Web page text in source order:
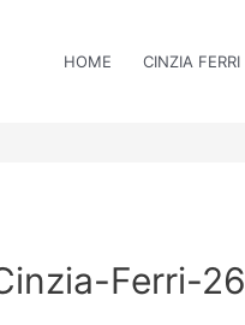
HOME CINZIA FERRI
Ferri-26